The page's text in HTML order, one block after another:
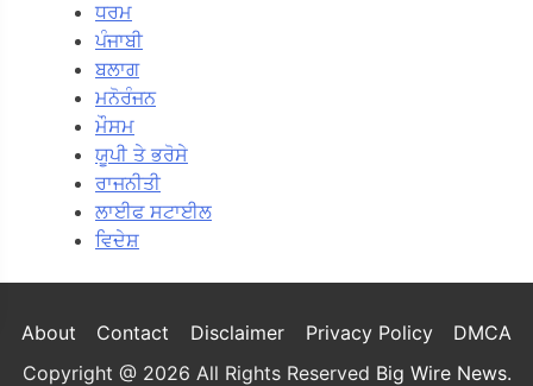
ਧਰਮ
ਪੰਜਾਬੀ
ਬਲਾਗ
ਮਨੋਰੰਜਨ
ਮੌਸਮ
ਯੂਪੀ ਤੇ ਭਰੋਸੇ
ਰਾਜਨੀਤੀ
ਲਾਈਫ ਸਟਾਈਲ
ਵਿਦੇਸ਼
About Contact Disclaimer Privacy Policy
DMCA
Copyright @ 2026 All Rights Reserved Big Wire News.